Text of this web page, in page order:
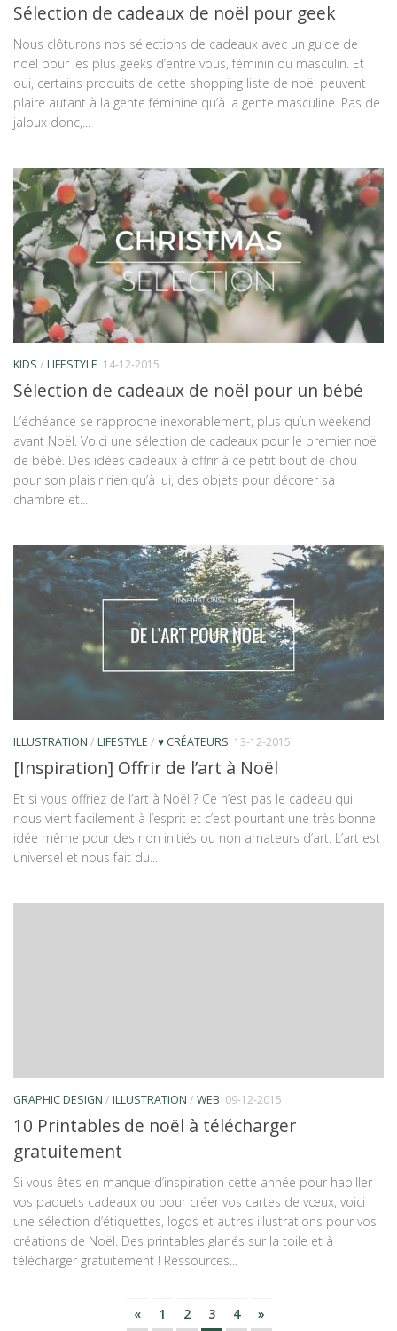
Sélection de cadeaux de noël pour geek
Nous clôturons nos sélections de cadeaux avec un guide de
noël pour les plus geeks d’entre vous, féminin ou masculin. Et
oui, certains produits de cette shopping liste de noël peuvent
plaire autant à la gente féminine qu’à la gente masculine. Pas de
jaloux donc,...
KIDS / LIFESTYLE 14-12-2015
Sélection de cadeaux de noël pour un bébé
L’échéance se rapproche inexorablement, plus qu’un weekend
avant Noël. Voici une sélection de cadeaux pour le premier noël
de bébé. Des idées cadeaux à offrir à ce petit bout de chou
pour son plaisir rien qu’à lui, des objets pour décorer sa
chambre et...
ILLUSTRATION / LIFESTYLE / ♥ CRÉATEURS 13-12-2015
[Inspiration] Offrir de l’art à Noël
Et si vous offriez de l’art à Noël ? Ce n’est pas le cadeau qui
nous vient facilement à l’esprit et c’est pourtant une très bonne
idée même pour des non initiés ou non amateurs d’art. L’art est
universel et nous fait du...
GRAPHIC DESIGN / ILLUSTRATION / WEB 09-12-2015
10 Printables de noël à télécharger
gratuitement
Si vous êtes en manque d’inspiration cette année pour habiller
vos paquets cadeaux ou pour créer vos cartes de vœux, voici
une sélection d’étiquettes, logos et autres illustrations pour vos
créations de Noël. Des printables glanés sur la toile et à
télécharger gratuitement ! Ressources...
« 1 2 3 4 »